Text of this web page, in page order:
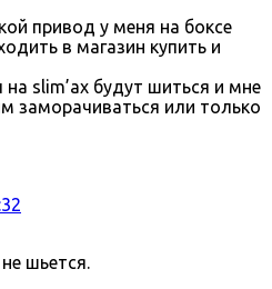
привод у меня на боксе
в магазин купить и
slim’ах будут шиться и мне
заморачиваться или только
шьется.